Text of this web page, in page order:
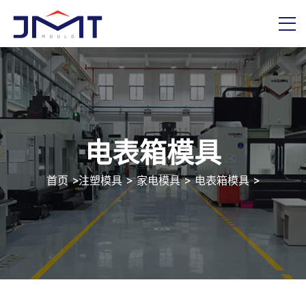
电表箱模具
首页>注塑模具>家电模具>电表箱模具>